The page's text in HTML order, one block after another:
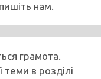
нам.
грамота.
теми в розділі